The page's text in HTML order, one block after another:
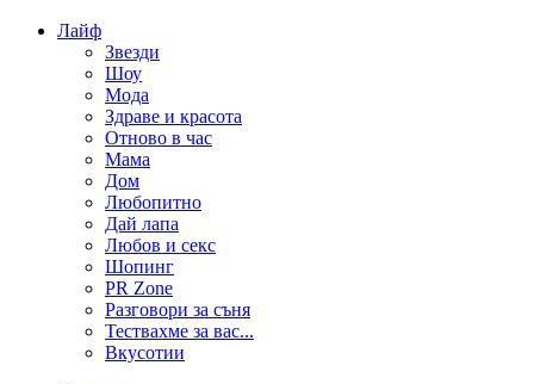
Лайф
Звезди
Шоу
Мода
Здраве и красота
Отново в час
Мама
Дом
Любопитно
Дай лапа
Любов и секс
Шопинг
PR Zone
Разговори за съня
Тествахме за вас...
Вкусотии